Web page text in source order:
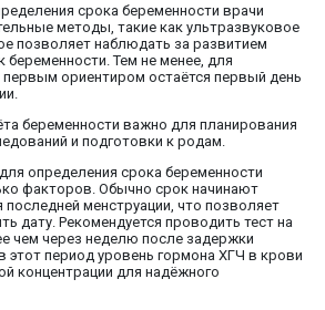
срока беременности врачи
методы, такие как ультразвуковое
позволяет наблюдать за развитием
беременности. Тем не менее, для
ориентиром остаётся первый день
беременности важно для планирования
и подготовки к родам.
определения срока беременности
факторов. Обычно срок начинают
последней менструации, что позволяет
дату. Рекомендуется проводить тест на
чем через неделю после задержки
этот период уровень гормона ХГЧ в крови
концентрации для надёжного